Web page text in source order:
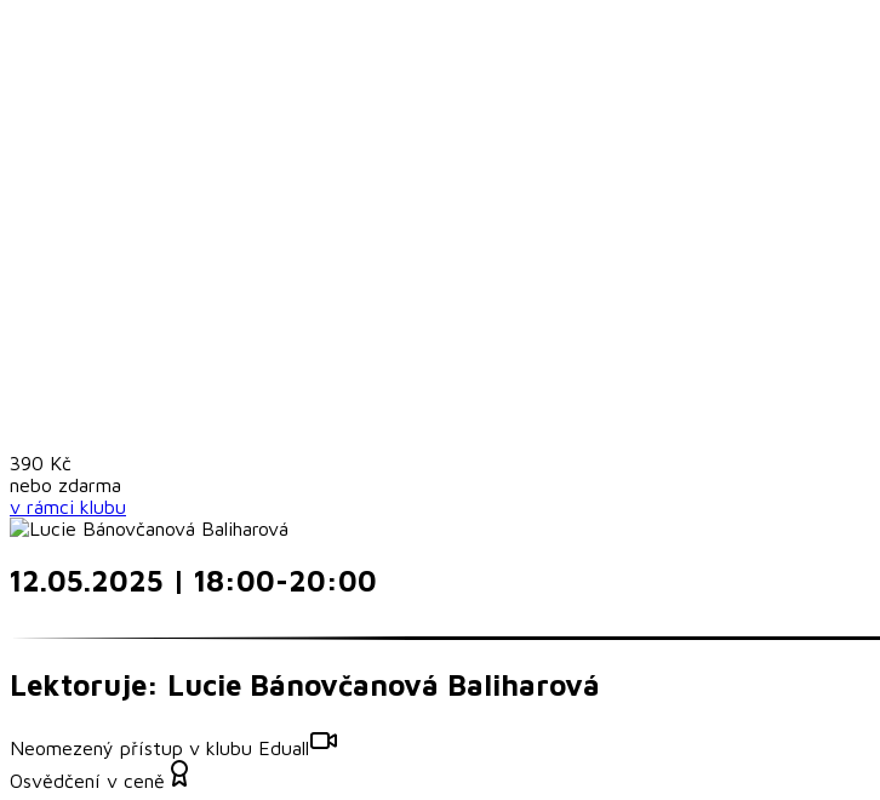
390 Kč
nebo zdarma
v rámci klubu
12.05.2025 | 18:00-20:00
Lektoruje: Lucie Bánovčanová Baliharová
Neomezený přístup v klubu Eduall
Osvědčení v ceně